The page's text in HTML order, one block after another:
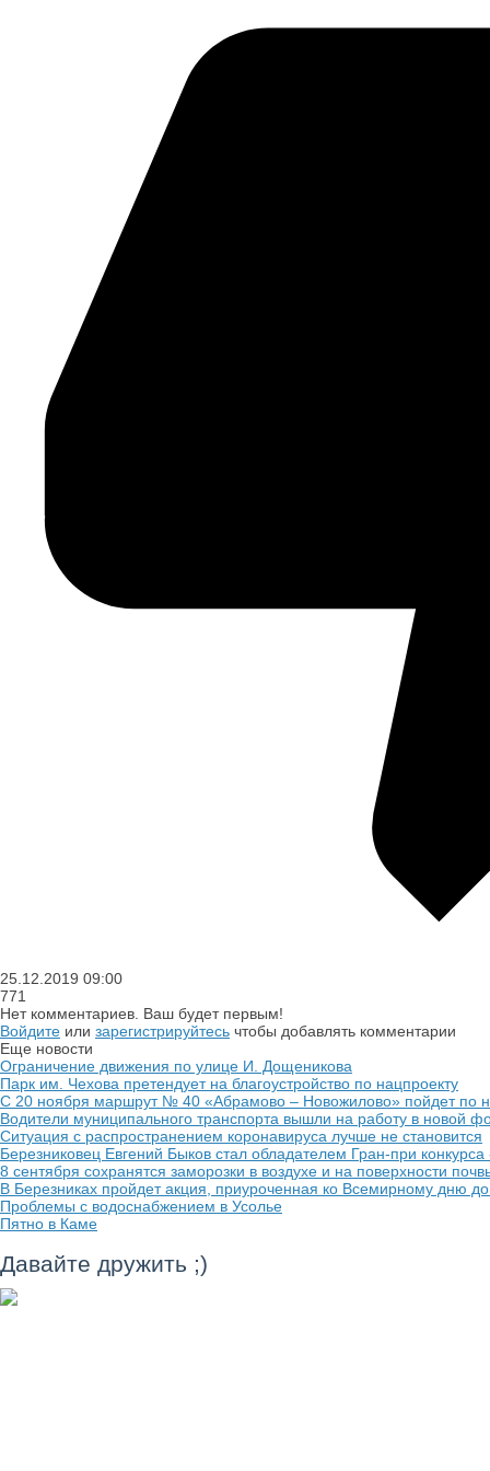
25.12.2019 09:00
771
Нет комментариев. Ваш будет первым!
Войдите или зарегистрируйтесь чтобы добавлять комментарии
Еще новости
Ограничение движения по улице И. Дощеникова
Парк им. Чехова претендует на благоустройство по нацпроекту
С 20 ноября маршрут № 40 «Абрамово – Новожилово» пойдет по
Водители муниципального транспорта вышли на работу в новой
Ситуация с распространением коронавируса лучше не становится
Березниковец Евгений Быков стал обладателем Гран-при
8 сентября сохранятся заморозки в воздухе и на поверхности
В Березниках пройдет акция, приуроченная ко Всемирному дню
Проблемы с водоснабжением в Усолье
Пятно в Каме
Давайте дружить ;)